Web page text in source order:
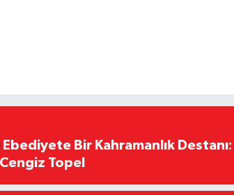
Bir Kahramanlık Destanı:
Topel